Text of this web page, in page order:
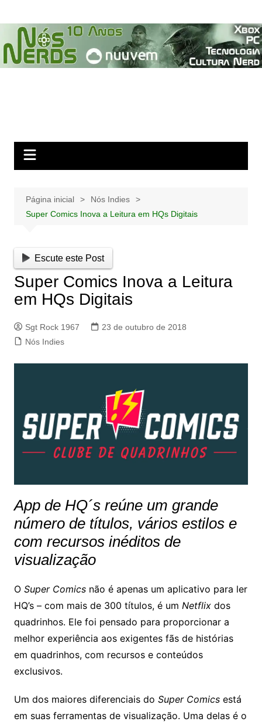
para
conteúdo
Página inicial
Nós Indies
Super Comics Inova a Leitura em HQs Digitais
Escute este Post
Super Comics Inova a Leitura
em HQs Digitais
Sgt Rock 1967
23 de outubro de 2018
Nós Indies
App de HQ´s reúne um grande
número de títulos, vários estilos e
com recursos inéditos de
visualização
O Super Comicsnão é apenas um aplicativo para ler
HQ’s – com mais de 300 títulos, é um Netflixdos
quadrinhos. Ele foi pensado para proporcionar a
melhor experiência aos exigentes fãs de histórias
em quadrinhos, com recursos e conteúdos
exclusivos.
Um dos maiores diferenciais do Super Comicsestá
em suas ferramentas de visualização. Uma delas é o